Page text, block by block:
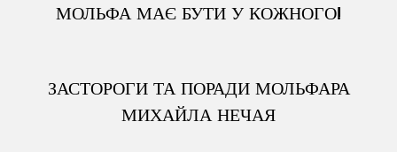
МОЛЬФА МАЄ БУТИ У КОЖНОГО!
ЗАСТОРОГИ ТА ПОРАДИ МОЛЬФАРА
МИХАЙЛА НЕЧАЯ